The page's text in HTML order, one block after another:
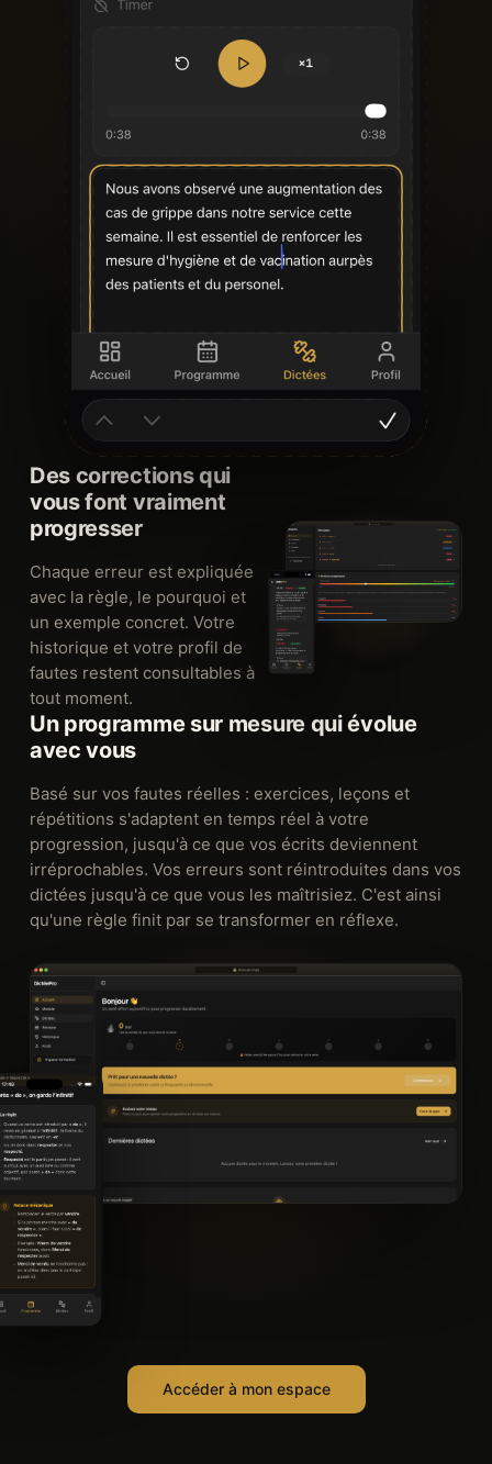
Des corrections qui
vous font vraiment
progresser
Chaque erreur est expliquée
avec la règle, le pourquoi et
un exemple concret. Votre
historique et votre profil de
fautes restent consultables à
tout moment.
Un programme sur mesure qui évolue
avec vous
Basé sur vos fautes réelles : exercices, leçons et
répétitions s'adaptent en temps réel à votre
progression, jusqu'à ce que vos écrits deviennent
irréprochables. Vos erreurs sont réintroduites dans vos
dictées jusqu'à ce que vous les maîtrisiez. C'est ainsi
qu'une règle finit par se transformer en réflexe.
Accéder à mon espace